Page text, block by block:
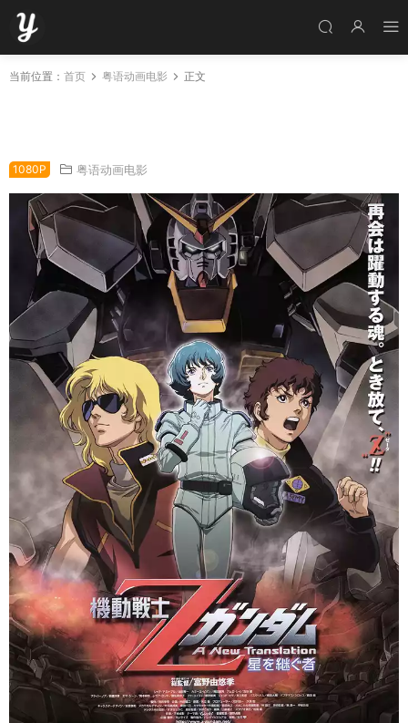
当前位置： 首页 粤语动画电影 正文
1080P 粤语动画电影